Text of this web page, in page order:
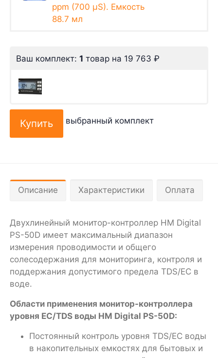
ppm (700 µS). Емкость
88.7 мл
Ваш комплект: 1 товар на 19 763 ₽
выбранный комплект
Описание Характеристики Оплата
Двухлинейный монитор-контроллер HM Digital
PS-50D имеет максимальный диапазон
измерения проводимости и общего
солесодержания для мониторинга, контроля и
поддержания допустимого предела TDS/EC в
воде.
Области применения монитор-контроллера
уровня EC/TDS воды HM Digital PS-50D:
Постоянный контроль уровня TDS/EC воды
в накопительных емкостях для бытовых и